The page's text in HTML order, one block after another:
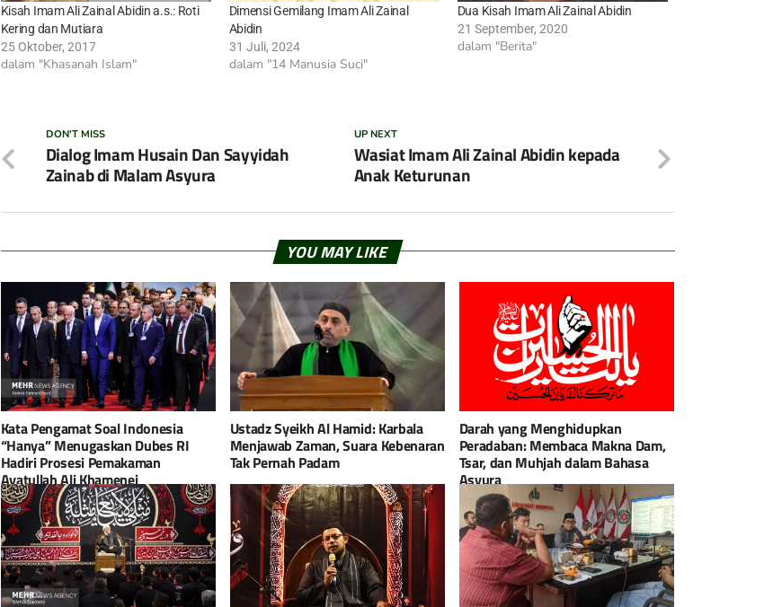
Kisah Imam Ali Zainal Abidin a.s.: Roti
Kering dan Mutiara
25 Oktober, 2017
dalam "Khasanah Islam"
Dimensi Gemilang Imam Ali Zainal
Abidin
31 Juli, 2024
dalam "14 Manusia Suci"
Dua Kisah Imam Ali Zainal Abidin
21 September, 2020
dalam "Berita"
UP NEXT
Wasiat Imam Ali Zainal Abidin kepada
Anak Keturunan
DON'T MISS
Dialog Imam Husain Dan Sayyidah
Zainab di Malam Asyura
YOU MAY LIKE
Kata Pengamat Soal Indonesia
“Hanya” Menugaskan Dubes RI
Hadiri Prosesi Pemakaman
Ayatullah Ali Khamenei
Ustadz Syeikh Al Hamid: Karbala
Menjawab Zaman, Suara Kebenaran
Tak Pernah Padam
Darah yang Menghidupkan
Peradaban: Membaca Makna Dam,
Tsar, dan Muhjah dalam Bahasa
Asyura